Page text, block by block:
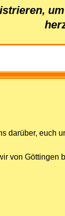
darüber, euch
von Göttingen